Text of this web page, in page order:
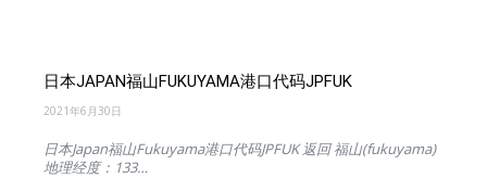
日本JAPAN福山FUKUYAMA港口代码JPFUK
2021年6月30日
日本Japan福山Fukuyama港口代码JPFUK 返回 福山(fukuyama)
地理经度：133…